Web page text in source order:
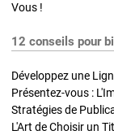
Vous !
12 conseils pour
Développez une
Présentez-vous :
L'Art de Choisir un